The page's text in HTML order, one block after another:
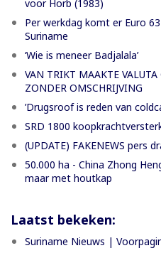
voor Horb (1983)
Per werkdag komt er Euro
Suriname
‘Wie is meneer Badjalala’
VAN TRIKT MAAKTE
ZONDER OMSCHRIJVING
’Drugsroof is reden van
SRD 1800
(UPDATE) FAKENEWS pers
50.000 ha - China Zhong
maar met houtkap
Laatst bekeken:
Suriname Nieuws |